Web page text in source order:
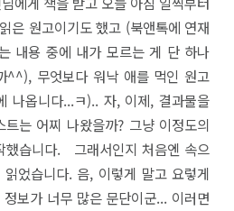
은 원고이기도 했고 (북앤톡에 연재
내용 중에 내가 모르는 게 단 하나
^^), 무엇보다 워낙 애를 먹인 원고
나옵니다...ㅋ).. 자, 이제, 결과물을
트는 어찌 나왔을까? 그냥 이정도의
했습니다. 그래서인지 처음엔 속으
었습니다. 음, 이렇게 말고 요렇게
보가 너무 많은 문단이군... 이러면